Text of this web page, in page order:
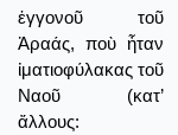
ἐγγονοῦ τοῦ
Ἀραάς, ποὺ ἦταν
ἰματιοφύλακας τοῦ
Ναοῦ (κατ’
ἄλλους: